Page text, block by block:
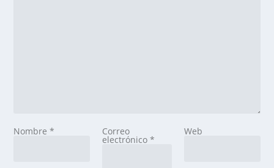
Nombre* Correo
electrónico *
Web